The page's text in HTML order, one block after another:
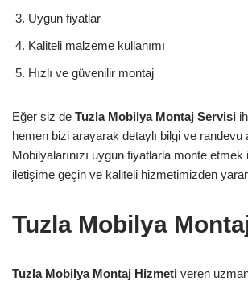
Uygun fiyatlar
Kaliteli malzeme kullanımı
Hızlı ve güvenilir montaj
Eğer siz de Tuzla Mobilya Montaj Servisi
hemen bizi arayarak detaylı bilgi ve randevu
Mobilyalarınızı uygun fiyatlarla monte
iletişime geçin ve kaliteli hizmetimizden
Tuzla Mobilya
Tuzla Mobilya Montaj Hizmeti veren